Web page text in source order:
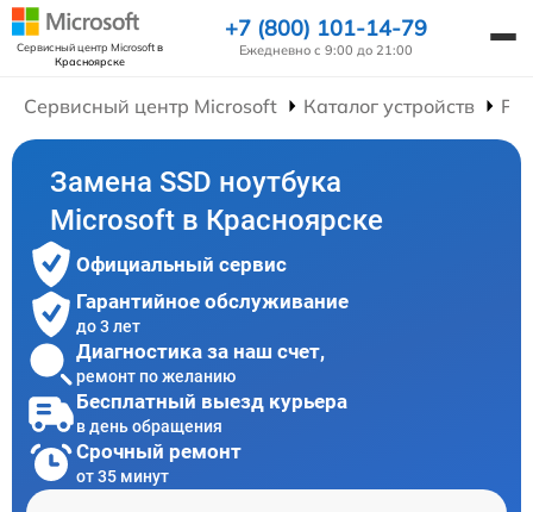
Сервисный центр Microsoftв
Красноярске
+7 (800) 101-14-79
Ежедневно с 9:00 до 21:00
Сервисный центр Microsoft Каталог устройств
Замена SSD ноутбука
Microsoft в Красноярске
Официальный сервис
Гарантийное обслуживание
до 3 лет
Диагностика за наш счет,
ремонт по желанию
Бесплатный выезд курьера
в день обращения
Срочный ремонт
от 35 минут